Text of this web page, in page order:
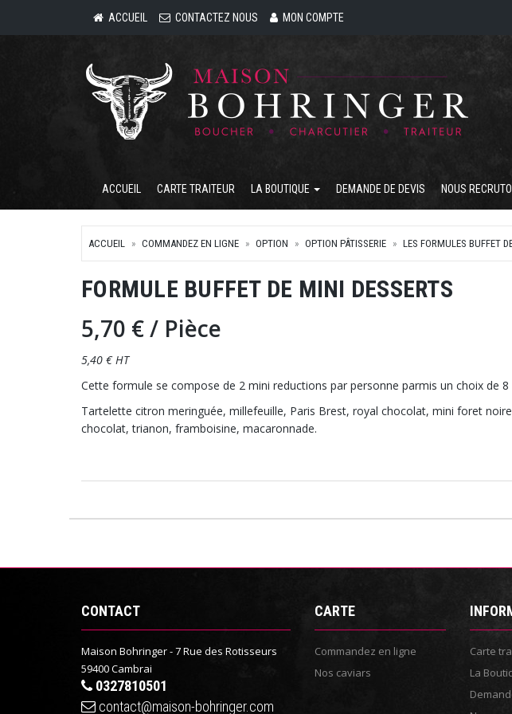
ACCUEIL CONTACTEZ NOUS MON COMPTE
ACCUEIL CARTE TRAITEUR LA BOUTIQUE DEMANDE DE DEVIS NOUS
ACCUEIL COMMANDEZ EN LIGNE OPTION OPTION PÂTISSERIE LES FORMULES BUFFET
FORMULE BUFFET DE MINI DESSERTS
5,70 €/ Pièce
5,40 € HT
Cette formule se compose de 2 mini reductions par personne parmis un choix de 8
Tartelette citron meringuée, millefeuille, Paris Brest, royal chocolat, mini foret
chocolat, trianon, framboisine, macaronnade.
CONTACT
Maison Bohringer - 7 Rue des Rotisseurs
59400 Cambrai
0327810501
contact@maison-bohringer.com
CARTE
Commandez en ligne
Nos caviars
Carte
La